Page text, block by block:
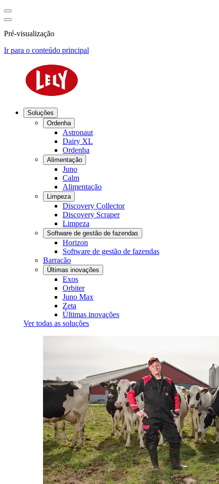
Pré-visualização
Ir para o conteúdo principal
Soluções
Ordenha
Astronaut
Dairy XL
Ordenha
Alimentação
Juno
Calm
Alimentação
Limpeza
Discovery Collector
Discovery Scraper
Limpeza
Software de gestão de fazendas
Horizon
Software de gestão de fazendas
Barracão
Últimas inovações
Exos
Orbiter
Juno Max
Zeta
Últimas inovações
Ver todas as soluções